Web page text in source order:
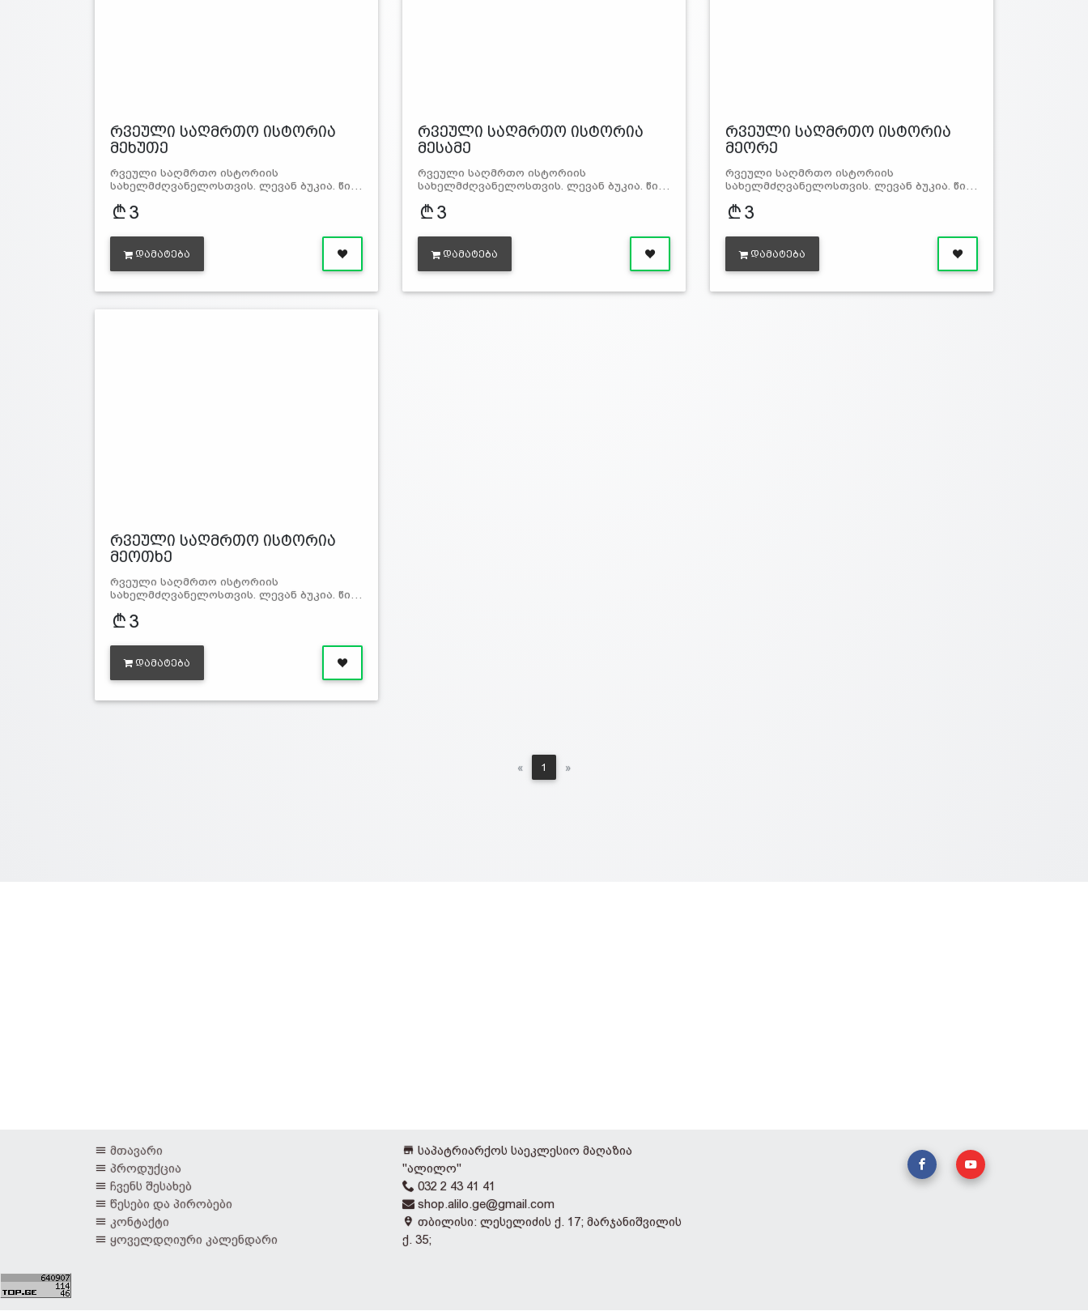
რვეული საღმრთო ისტორია
მეხუთე
რვეული საღმრთო ისტორიის
სახელმძღვანელოსთვის. ლევან ბუკია. წი…
3
ᲓᲐᲛᲐᲢᲔᲑᲐ
რვეული საღმრთო ისტორია
მესამე
რვეული საღმრთო ისტორიის
სახელმძღვანელოსთვის. ლევან ბუკია. წი…
3
ᲓᲐᲛᲐᲢᲔᲑᲐ
რვეული საღმრთო ისტორია
მეორე
რვეული საღმრთო ისტორიის
სახელმძღვანელოსთვის. ლევან ბუკია. წი…
3
ᲓᲐᲛᲐᲢᲔᲑᲐ
რვეული საღმრთო ისტორია
მეოთხე
რვეული საღმრთო ისტორიის
სახელმძღვანელოსთვის. ლევან ბუკია. წი…
3
ᲓᲐᲛᲐᲢᲔᲑᲐ
«Previous
1 »Next
მთავარი
პროდუქცია
ჩვენს შესახებ
წესები და პირობები
კონტაქტი
ყოველდღიური კალენდარი
საპატრიარქოს საეკლესიო მაღაზია
"ალილო"
032 2 43 41 41
shop.alilo.ge@gmail.com
თბილისი: ლესელიძის ქ. 17; მარჯანიშვილის
ქ. 35;